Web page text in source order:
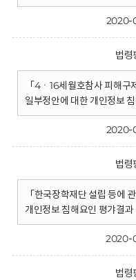
2020-
법령
「4ㆍ16세월호참사 피해구
일부정안에 대한 개인정보
2020-
법령
「한국장학재단 설립 등에
개인정보 침해요인 평갸결과
2020-
법령